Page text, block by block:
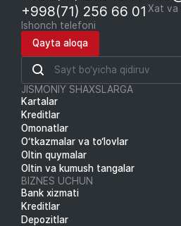
+998(71) 256 66 01
Ishonch telefoni
Xat va
Qayta aloqa
JISMONIY SHAXSLARGA
Kartalar
Kreditlar
Omonatlar
O‘tkazmalar va to‘lovlar
Oltin quymalar
Oltin va kumush tangalar
BIZNES UCHUN
Bank xizmati
Kreditlar
Depozitlar